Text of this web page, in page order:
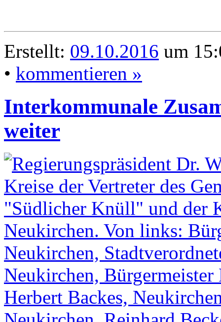
Erstellt: 09.10.2016 um
• kommentieren »
Interkommunale
weiter